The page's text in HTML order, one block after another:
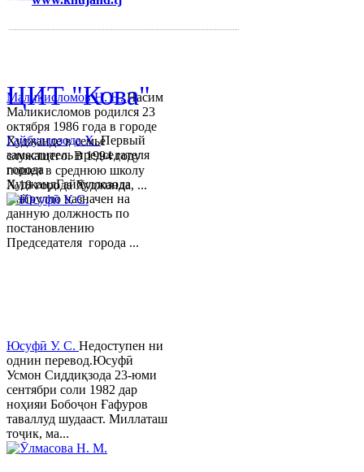
Гайбуллозода Х.Первый
заместитель председателя
города
ХуджандГайбуллозода
Хайрулло назначен на
данную должность по
постановлению
Председателя города ...
Маликисломов Н. Н.Насим
Маликисломов родился 23
октября 1986 года в городе
Худжанде в семье
служащего. В 1994 году
пошел в среднюю школу
№18 города Худжанда, ...
Юсуфӣ У. C. Недоступен ни
однин перевод.Юсуфӣ
Усмон Сиддиқзода 23-юми
сентябри соли 1982 дар
ноҳияи Бобоҷон Ғафуров
таваллуд шудааст. Миллаташ
тоҷик, ма...
ЦИТ "Кова"